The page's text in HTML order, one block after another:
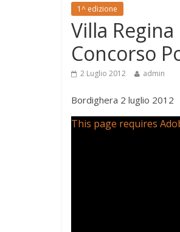
1^ edizione
Villa
Concorso
2 Luglio 2012 admin
Bordighera 2 luglio 2012
This page requires